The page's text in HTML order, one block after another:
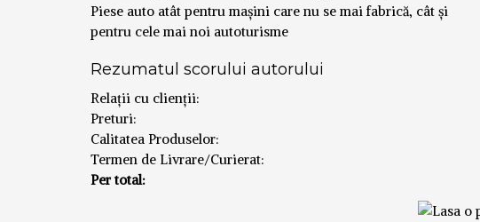
Piese auto atât pentru mașini care nu se mai fabrică, cât și
pentru cele mai noi autoturisme
Rezumatul scorului autorului
Relații cu clienții:
Preturi:
Calitatea Produselor:
Termen de Livrare/Curierat:
Per total: